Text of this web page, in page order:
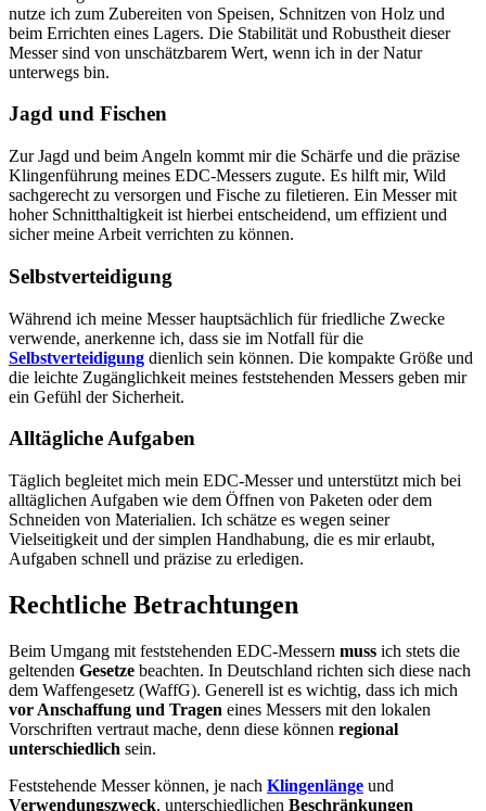
nutze ich zum Zubereiten von Speisen, Schnitzen von Holz und
beim Errichten eines Lagers. Die Stabilität und Robustheit dieser
Messer sind von unschätzbarem Wert, wenn ich in der Natur
unterwegs bin.
Jagd und Fischen
Zur Jagd und beim Angeln kommt mir die Schärfe und die präzise
Klingenführung meines EDC-Messers zugute. Es hilft mir, Wild
sachgerecht zu versorgen und Fische zu filetieren. Ein Messer mit
hoher Schnitthaltigkeit ist hierbei entscheidend, um effizient und
sicher meine Arbeit verrichten zu können.
Selbstverteidigung
Während ich meine Messer hauptsächlich für friedliche Zwecke
verwende, anerkenne ich, dass sie im Notfall für die
Selbstverteidigung dienlich sein können. Die kompakte Größe und
die leichte Zugänglichkeit meines feststehenden Messers geben mir
ein Gefühl der Sicherheit.
Alltägliche Aufgaben
Täglich begleitet mich mein EDC-Messer und unterstützt mich bei
alltäglichen Aufgaben wie dem Öffnen von Paketen oder dem
Schneiden von Materialien. Ich schätze es wegen seiner
Vielseitigkeit und der simplen Handhabung, die es mir erlaubt,
Aufgaben schnell und präzise zu erledigen.
Rechtliche Betrachtungen
Beim Umgang mit feststehenden EDC-Messern muss ich stets die
geltenden Gesetze beachten. In Deutschland richten sich diese nach
dem Waffengesetz (WaffG). Generell ist es wichtig, dass ich mich
vor Anschaffung und Tragen eines Messers mit den lokalen
Vorschriften vertraut mache, denn diese können regional
unterschiedlich sein.
Feststehende Messer können, je nach Klingenlänge und
Verwendungszweck, unterschiedlichen Beschränkungen